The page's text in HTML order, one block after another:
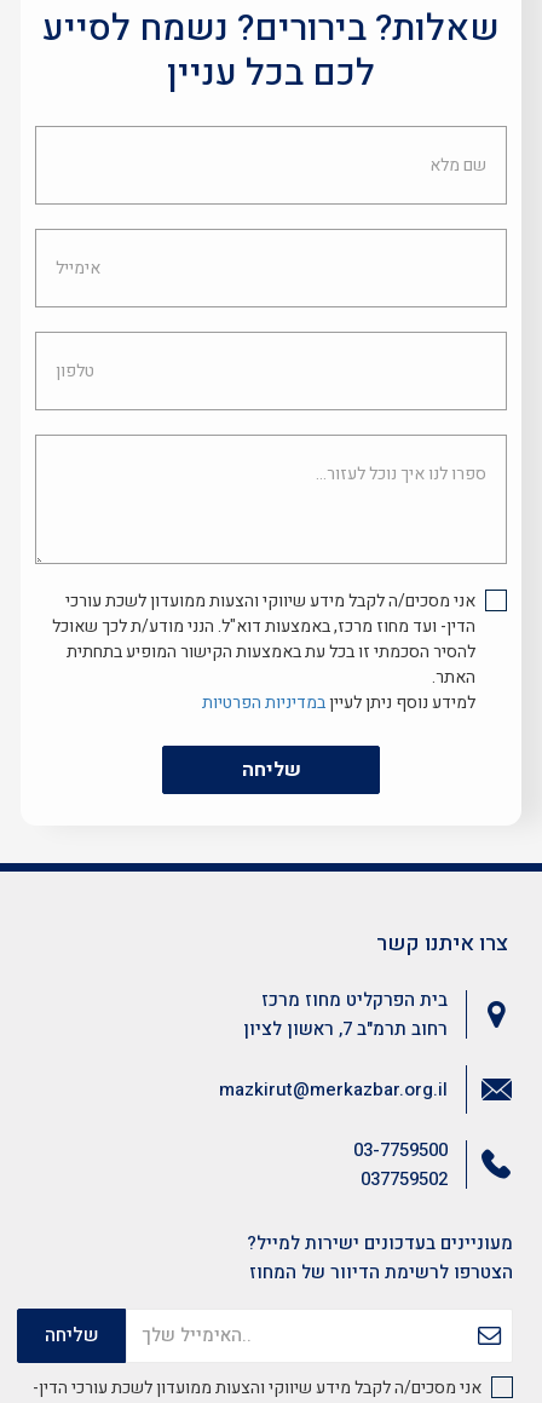
שאלות? בירורים? נשמח לסייע
לכם בכל עניין
שם
מלא
אימייל
טלפון
ספרו
לנו
אני מסכים/ה לקבל מידע שיווקי והצעות ממועדון לשכת עורכי
הדין- ועד מחוז מרכז, באמצעות דוא"ל. הנני מודע/ת לכך שאוכל
להסיר הסכמתי זו בכל עת באמצעות הקישור המופיע בתחתית
האתר.
למידע נוסף ניתן לעייןבמדיניות הפרטיות
שליחה
צרו איתנו קשר
בית הפרקליט מחוז מרכז
רחוב תרמ"ב 7, ראשון לציון
03-7759500
037759502
mazkirut@merkazbar.org.il
מעוניינים בעדכונים ישירות למייל?
הצטרפו לרשימת הדיוור של המחוז
אני מסכים/ה לקבל מידע שיווקי והצעות ממועדון לשכת עורכי הדין-